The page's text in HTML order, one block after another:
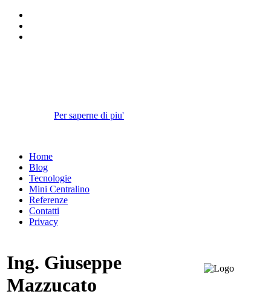
Per saperne di piu'
Home
Blog
Tecnologie
Mini Centralino
Referenze
Contatti
Privacy
Ing. Giuseppe
Mazzucato